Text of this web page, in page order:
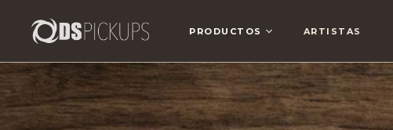
PRODUCTOS ARTISTAS